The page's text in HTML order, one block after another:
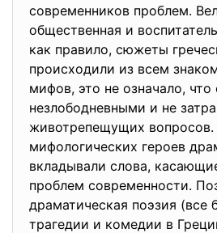
современников проблем.
общественная и
как правило, сюжеты
происходили из всем
мифов, это не означало, что
незлободневными и не
животрепещущих вопросов.
мифологических героев
вкладывали слова,
проблем современности.
драматическая поэзия (все
трагедии и комедии в